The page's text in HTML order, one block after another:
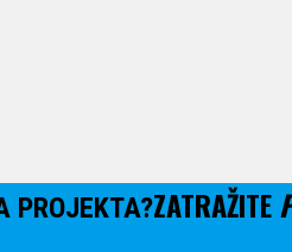
PROJEKTA?ZATRAŽITE